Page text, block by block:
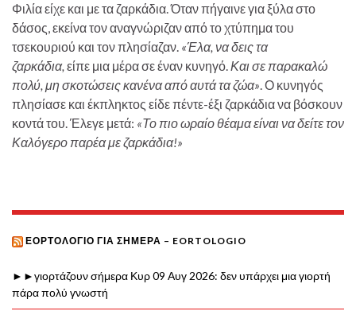
Φιλία είχε και με τα ζαρκάδια. Όταν πήγαινε για ξύλα στο
δάσος, εκείνα τον αναγνώριζαν από το χτύπημα του
τσεκουριού και τον πλησίαζαν. «Έλα, να δεις τα
ζαρκάδια, είπε μια μέρα σε έναν κυνηγό.Και σε παρακαλώ
πολύ, μη σκοτώσεις κανένα από αυτά τα ζώα». Ο κυνηγός
πλησίασε και έκπληκτος είδε πέντε-έξι ζαρκάδια να βόσκουν
κοντά του. Έλεγε μετά: «Το πιο ωραίο θέαμα είναι να δείτε τον
Καλόγερο παρέα με ζαρκάδια!»
ΕΟΡΤΟΛΌΓΙΟ ΓΙΑ ΣΉΜΕΡΑ – EORTOLOGIO
►►γιορτάζουν σήμερα Κυρ 09 Αυγ 2026: δεν υπάρχει μια γιορτή
πάρα πολύ γνωστή